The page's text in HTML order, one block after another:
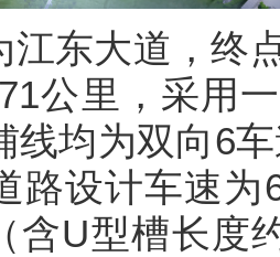
江东大道，终
公里，采用
线均为双向6
路设计车速
含U型槽长度